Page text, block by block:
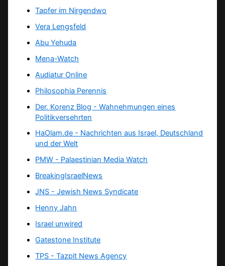
Tapfer im Nirgendwo
Vera Lengsfeld
Abu Yehuda
Mena-Watch
Audiatur Online
Philosophia Perennis
Der. Korenz Blog - Wahnehmungen eines
Politikversehrten
HaOlam.de - Nachrichten aus Israel, Deutschland
und der Welt
PMW - Palaestinian Media Watch
BreakingIsraelNews
JNS - Jewish News Syndicate
Henny Jahn
Israel unwired
Gatestone Institute
TPS -Tazpit News Agency